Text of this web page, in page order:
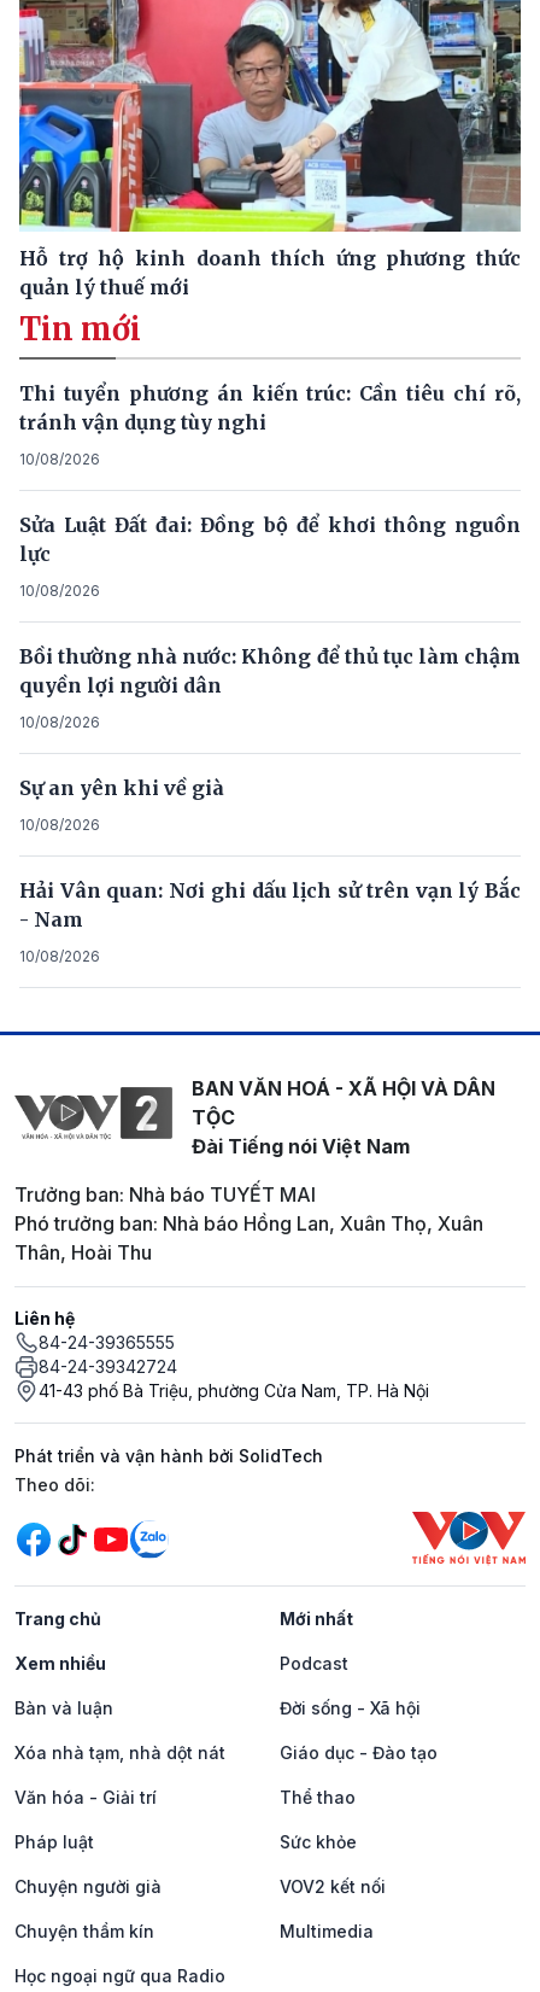
Hỗ trợ hộ kinh doanh thích ứng phương thức
quản lý thuế mới
Tin mới
Thi tuyển phương án kiến trúc: Cần tiêu chí rõ,
tránh vận dụng tùy nghi
10/08/2026
Sửa Luật Đất đai: Đồng bộ để khơi thông nguồn
lực
10/08/2026
Bồi thường nhà nước: Không để thủ tục làm chậm
quyền lợi người dân
10/08/2026
Sự an yên khi về già
10/08/2026
Hải Vân quan: Nơi ghi dấu lịch sử trên vạn lý Bắc
- Nam
10/08/2026
BAN VĂN HOÁ - XÃ HỘI VÀ DÂN
TỘC
Đài Tiếng nói Việt Nam
Trưởng ban: Nhà báo TUYẾT MAI
Phó trưởng ban: Nhà báo Hồng Lan, Xuân Thọ, Xuân
Thân, Hoài Thu
Liên hệ
84-24-39365555
84-24-39342724
41-43 phố Bà Triệu, phường Cửa Nam, TP. Hà Nội
Phát triển và vận hành bởi SolidTech
Mạng xã hội
Theo dõi:
Trang chủ Mới nhất
Xem nhiều Podcast
Bàn và luận Đời sống - Xã hội
Xóa nhà tạm, nhà dột nát Giáo dục - Đào tạo
Văn hóa - Giải trí Thể thao
Pháp luật Sức khỏe
Chuyện người già VOV2 kết nối
Chuyện thầm kín Multimedia
Học ngoại ngữ qua Radio